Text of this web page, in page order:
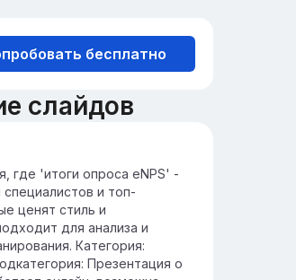
бесплатно
слайдов
методология
уровень
к компании, что
и слабые
персоналом.
где 'итоги опроса eNPS' -
и топ-
ценят стиль и
для анализа и
Категория:
Презентация о